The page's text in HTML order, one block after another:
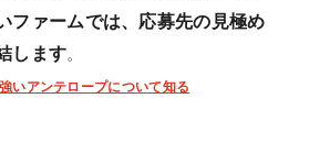
ファームでは、応募先の見極め
します。
いアンテロープについて知る